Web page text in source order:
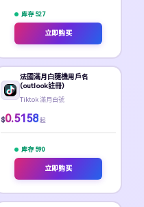
库存 527
立即购买
法國滿月白隨機用戶名
(outlook註冊)
Tiktok 滿月白號
$0.5158 起
库存 590
立即购买